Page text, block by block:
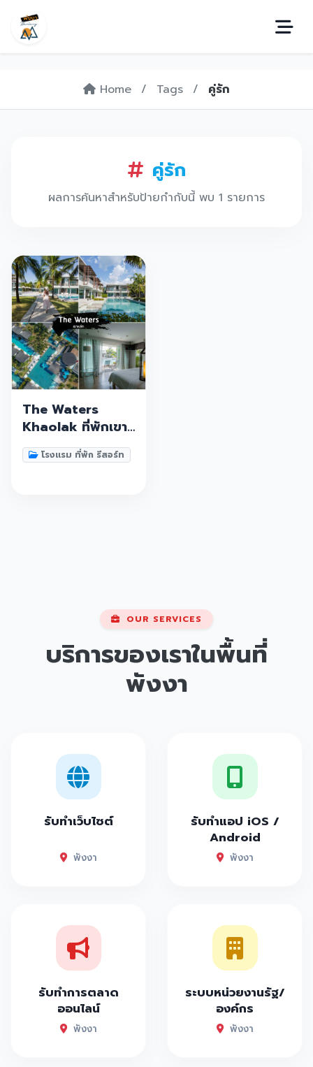
Home / Tags / คู่รัก
คู่รัก
ผลการค้นหาสำหรับป้ายกำกับนี้ พบ 1 รายการ
The Waters
Khaolak ที่พักเขา
หลัก โรงแรมแห่ง
สายน้ำ ที่สุดแห่งสระ
โรงแรม ที่พัก รีสอร์ท
OUR SERVICES
บริการของเราในพื้นที่
พังงา
รับทำเว็บไซต์
พังงา
รับทำแอป iOS /
Android
พังงา
รับทำการตลาด
ออนไลน์
พังงา
ระบบหน่วยงานรัฐ/
องค์กร
พังงา